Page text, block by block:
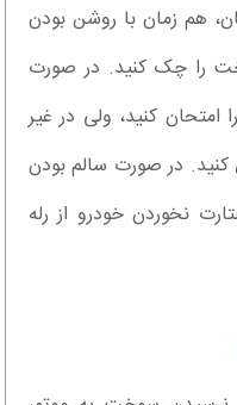
هم زمان با روشن بودن
را چک کنید. در صورت
کنید، ولی در غیر
کنید. در صورت سالم بودن
نخوردن خودرو از رله